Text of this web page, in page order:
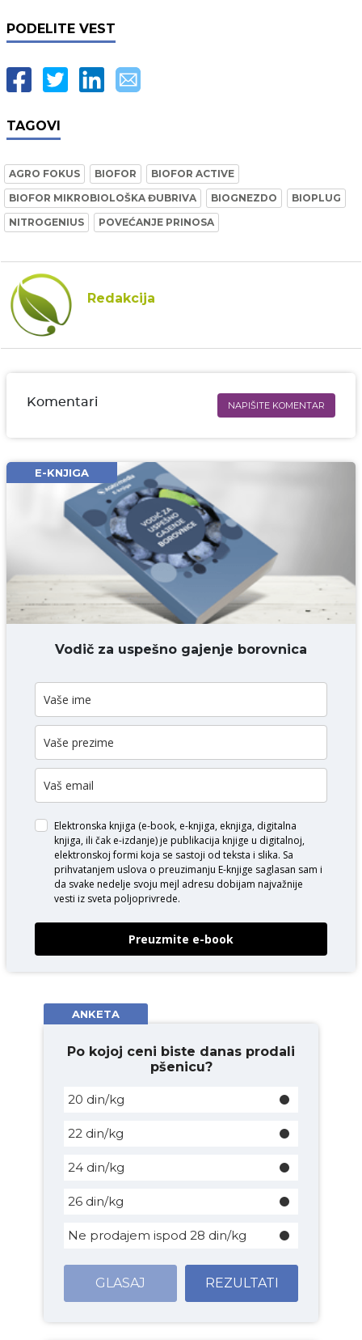
PODELITE VEST
TAGOVI
AGRO FOKUS BIOFOR
BIOFOR ACTIVE
BIOFOR MIKROBIOLOŠKA ĐUBRIVA
BIOGNEZDO
BIOPLUG
NITROGENIUS
POVEĆANJE PRINOSA
Redakcija
Komentari NAPIŠITE KOMENTAR
Email* obavezno
Komentar* obavezno
DODAJ KOMENTAR
E-KNJIGA
Vodič za uspešno gajenje borovnica
Elektronska knjiga (e-book, e-knjiga, eknjiga, digitalna
knjiga, ili čak e-izdanje) je publikacija knjige u digitalnoj,
elektronskoj formi koja se sastoji od teksta i slika. Sa
prihvatanjem uslova o preuzimanju E-knjige saglasan sam i
da svake nedelje svoju mejl adresu dobijam najvažnije
vesti iz sveta poljoprivrede.
Preuzmite e-book
ANKETA
Po kojoj ceni biste danas prodali
pšenicu?
20 din/kg
22 din/kg
24 din/kg
26 din/kg
Ne prodajem ispod 28 din/kg
GLASAJ REZULTATI